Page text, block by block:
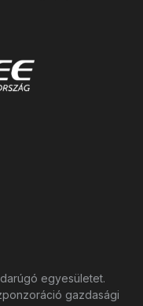
egyesületet.
gazdasági